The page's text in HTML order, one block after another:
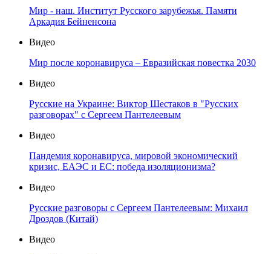
Мир - наш. Институт Русского зарубежья. Памяти
Аркадия Бейненсона
Видео
Мир после коронавируса – Евразийская повестка 2030
Видео
Русские на Украине: Виктор Шестаков в "Русских
разговорах" с Сергеем Пантелеевым
Видео
Пандемия коронавируса, мировой экономический
кризис, ЕАЭС и ЕС: победа изоляционизма?
Видео
Русские разговоры с Сергеем Пантелеевым: Михаил
Дроздов (Китай)
Видео